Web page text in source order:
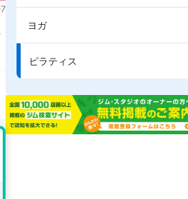
ヨガ
ピラティス